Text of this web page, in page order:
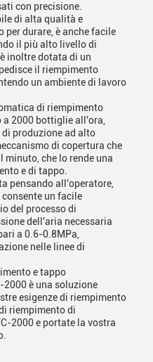
con precisione.
di alta qualità e
per durare, è anche facile
il più alto livello di
inoltre dotata di un
il riempimento
un ambiente di lavoro
di riempimento
a 2000 bottiglie all'ora,
produzione ad alto
di copertura che
che lo rende una
e di tappo.
pensando all'operatore,
un facile
del processo di
dell'aria necessaria
a 0.6-0.8MPa,
nelle linee di
e tappo
è una soluzione
esigenze di riempimento
riempimento di
2000 e portate la vostra